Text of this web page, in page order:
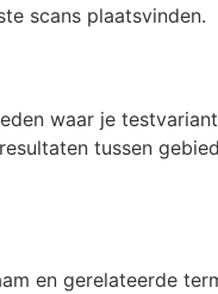
scans plaatsvinden.
waar je
tussen
en gerelateerde